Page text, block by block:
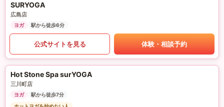
SURYOGA
広島店
ヨガ 駅から徒歩6分
公式サイトを見る 体験・相談予約
Hot Stone Spa surYOGA
三川町店
ヨガ
駅から徒歩7分